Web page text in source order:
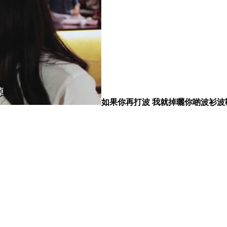
如果你再打波 我就掉曬你啲波衫波